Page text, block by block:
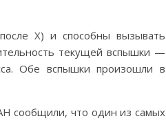
X) и способны вызывать
текущей вспышки —
Обе вспышки произошли в
сообщили, что один из самых